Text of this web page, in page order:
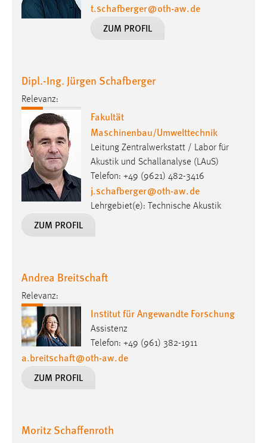
t.schafberger@oth-aw.de
ZUM PROFIL
Dipl.-Ing. Jürgen Schafberger
Relevanz:
Fakultät
Maschinenbau/Umwelttechnik
Leitung Zentralwerkstatt / Labor für
Akustik und Schallanalyse (LAuS)
Telefon: +49 (9621) 482-3416
j.schafberger@oth-aw.de
Lehrgebiet(e): Technische Akustik
ZUM PROFIL
Andrea Breitschaft
Relevanz:
Institut für Angewandte Forschung
Assistenz
Telefon: +49 (961) 382-1911
a.breitschaft@oth-aw.de
ZUM PROFIL
Moritz Schaffenroth
unsere Besucher unsere Website nutzen.
Matomo
Name:
_pk_ref, _pk_cvar, _pk_id, _pk_ses
Zweck:
Zugriffsstatistik
Cookie Laufzeit:
Max. 13 Monate
Marketing Cookies werden von Drittanbietern
Sie tun dies, indem sie Besucher über Websites
hinweg verfolgen.
Google Ads
Name: